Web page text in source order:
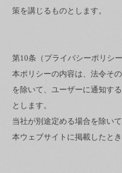
策を講じるものとします。
第10条（プライバシーポリシー
本ポリシーの内容は、法令そ
を除いて、ユーザーに通知す
とします。
当社が別途定める場合を除い
本ウェブサイトに掲載したと